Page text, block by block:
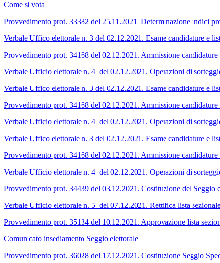
Come si vota
Provvedimento prot. 33382 del 25.11.2021. Determinazione indici
Verbale Uffico elettorale n. 3 del 02.12.2021. Esame candidature e
Provvedimento prot. 34168 del 02.12.2021. Ammissione candidature
Verbale Ufficio elettorale n. 4 del 02.12.2021. Operazioni di
Verbale Uffico elettorale n. 3 del 02.12.2021. Esame candidature e
Provvedimento prot. 34168 del 02.12.2021. Ammissione
Verbale Ufficio elettorale n. 4 del 02.12.2021. Operazioni di
Verbale Uffico elettorale n. 3 del 02.12.2021. Esame candidature e
Provvedimento prot. 34168 del 02.12.2021. Ammissione
Verbale Ufficio elettorale n. 4 del 02.12.2021. Operazioni di
Provvedimento prot. 34439 del 03.12.2021. Costituzione del Seggio
Verbale Ufficio elettorale n. 5 del 07.12.2021. Rettifica lista
Provvedimento prot. 35134 del 10.12.2021. Approvazione lista
Comunicato insediamento Seggio elettorale
Provvedimento prot. 36028 del 17.12.2021. Costituzione Seggio